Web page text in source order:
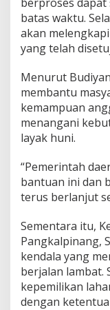
batas waktu.
akan
yang telah
Menurut
membantu
kemampuan
menangani
layak huni.
“Pemerintah
bantuan ini dan
terus berlanjut
Sementara itu,
Pangkalpinang,
kendala yang
berjalan lambat.
kepemilikan
dengan